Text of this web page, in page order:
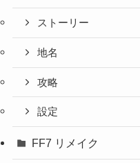
ストーリー
地名
攻略
設定
FF7 リメイク